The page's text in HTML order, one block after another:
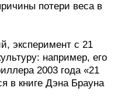
потери веса в
эксперимент с 21
например, его
2003 года «21
в книге Дэна Брауна